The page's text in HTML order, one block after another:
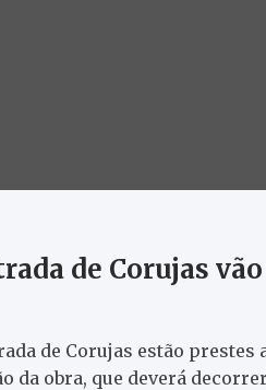
de Corujas
de Corujas estão prestes
obra, que deverá